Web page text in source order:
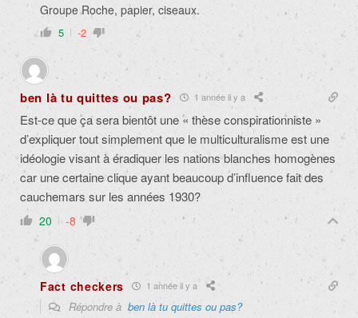
Groupe Roche, papier, ciseaux.
5 -2
ben là tu quittes ou pas? 1 année il y a
Est-ce que ça sera bientôt une « thèse conspirationniste »
d’expliquer tout simplement que le multiculturalisme est une
idéologie visant à éradiquer les nations blanches homogènes
car une certaine clique ayant beaucoup d’influence fait des
cauchemars sur les années 1930?
20 -8
Fact checkers 1 année il y a
Répondre à ben là tu quittes ou pas?